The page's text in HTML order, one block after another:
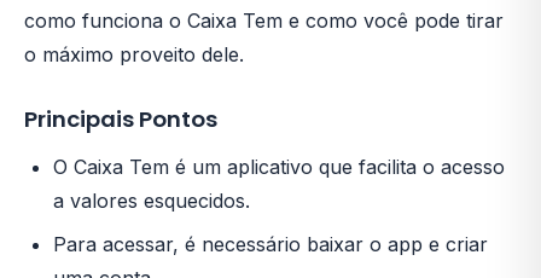
como funciona o Caixa Tem e como você pode tirar
o máximo proveito dele.
Principais Pontos
O Caixa Tem é um aplicativo que facilita o acesso
a valores esquecidos.
Para acessar, é necessário baixar o app e criar